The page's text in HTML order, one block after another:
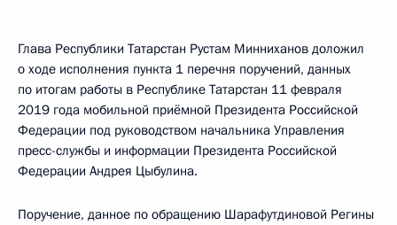
Глава Республики Татарстан Рустам Минниханов доложил
о ходе исполнения пункта 1 перечня поручений, данных
по итогам работы в Республике Татарстан 11 февраля
2019 года мобильной приёмной Президента Российской
Федерации под руководством начальника Управления
пресс-службы и информации Президента Российской
Федерации Андрея Цыбулина.
Поручение, данное по обращению Шарафутдиновой Регины